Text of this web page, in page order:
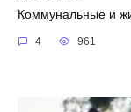
Коммунальные и
4 961